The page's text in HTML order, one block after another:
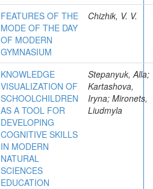
FEATURES OF THE
MODE OF THE DAY
OF MODERN
GYMNASIUM
Chizhik, V. V.
KNOWLEDGE
VISUALIZATION OF
SCHOOLCHILDREN
AS A TOOL FOR
DEVELOPING
COGNITIVE SKILLS
IN MODERN
NATURAL
SCIENCES
EDUCATION
Stepanyuk, Alla;
Kartashova,
Iryna; Mironets,
Liudmyla